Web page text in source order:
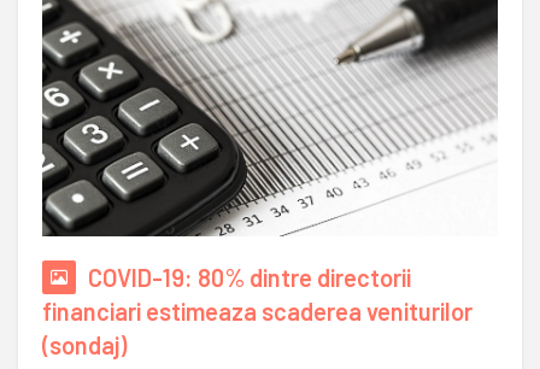
COVID-19: 80% dintre directorii
financiari estimeaza scaderea veniturilor
(sondaj)